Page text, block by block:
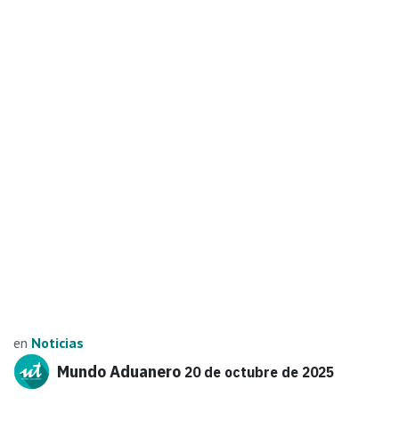
en Noticias
Mundo Aduanero 20 de octubre de 2025